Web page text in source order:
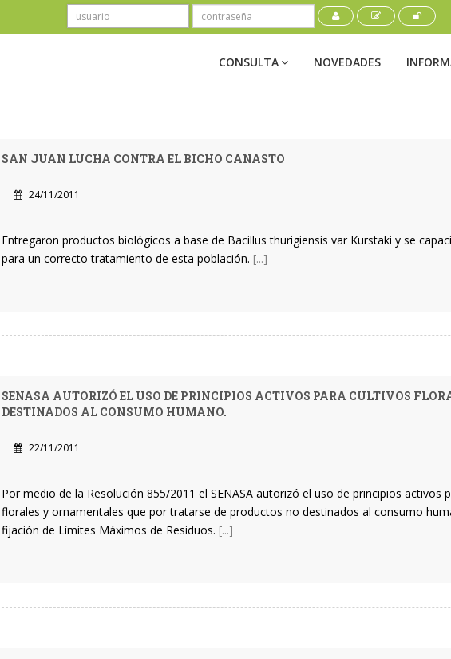
CONSULTA NOVEDADES
SAN JUAN LUCHA CONTRA EL BICHO CANASTO
24/11/2011
Entregaron productos biológicos a base de Bacillus thurigiensis var Kurstaki y se
para un correcto tratamiento de esta población. [...]
SENASA AUTORIZÓ EL USO DE PRINCIPIOS ACTIVOS PARA CULTIVOS
DESTINADOS AL CONSUMO HUMANO.
22/11/2011
Por medio de la Resolución 855/2011 el SENASA autorizó el uso de principios activos
florales y ornamentales que por tratarse de productos no destinados al consumo
fijación de Límites Máximos de Residuos. [...]